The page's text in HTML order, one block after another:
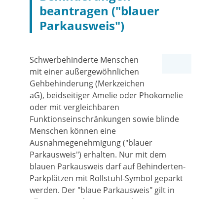
beantragen ("blauer
Parkausweis")
Schwerbehinderte Menschen
mit einer außergewöhnlichen
Gehbehinderung (Merkzeichen
aG), beidseitiger Amelie oder Phokomelie
oder mit vergleichbaren
Funktionseinschränkungen sowie blinde
Menschen können eine
Ausnahmegenehmigung ("blauer
Parkausweis") erhalten. Nur mit dem
blauen Parkausweis darf auf Behinderten-
Parkplätzen mit Rollstuhl-Symbol geparkt
werden. Der "blaue Parkausweis" gilt in